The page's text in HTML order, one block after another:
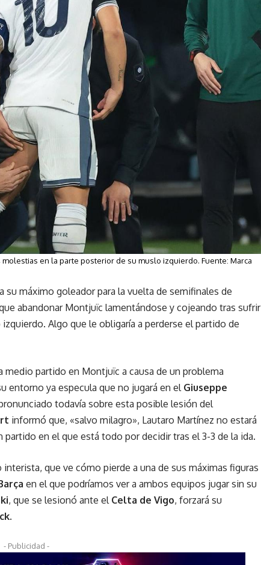
en la parte posterior de su muslo izquierdo. Fuente: Marca
su máximo goleador para la vuelta de semifinales de
abandonar Montjuïc lamentándose y cojeando tras sufrir
Algo que le obligaría a perderse el partido de
medio partido en Montjuïc a causa de un problema
entorno ya especula que no jugará en elGiuseppe
todavía sobre esta posible lesión del
informó que, «salvo milagro», Lautaro Martínez no estará
en el que está todo por decidir tras el 3-3 de la ida.
que ve cómo pierde a una de sus máximas figuras
en el que podríamos ver a ambos equipos jugar sin su
, que se lesionó ante el Celta de Vigo, forzará su
.
- Publicidad -